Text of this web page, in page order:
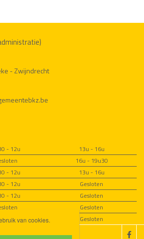
- Zwijndrecht
- 12u
13u - 16u
16u - 19u30
- 12u
13u - 16u
- 12u
Gesloten
- 12u
Gesloten
Gesloten
Gesloten
van cookies.